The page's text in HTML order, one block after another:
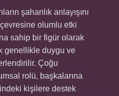
şahanlık anlayışını
olumlu etki
sahip bir figür olarak
genellikle duygu ve
Çoğu
rolü, başkalarına
kişilere destek